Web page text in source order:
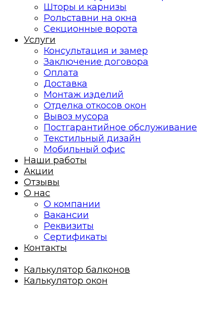
Шторы и карнизы
Рольставни на окна
Секционные ворота
Услуги
Консультация и замер
Заключение договора
Оплата
Доставка
Монтаж изделий
Отделка откосов окон
Вывоз мусора
Постгарантийное обслуживание
Текстильный дизайн
Мобильный офис
Наши работы
Акции
Отзывы
О нас
О компании
Вакансии
Реквизиты
Сертификаты
Контакты
Калькулятор балконов
Калькулятор окон